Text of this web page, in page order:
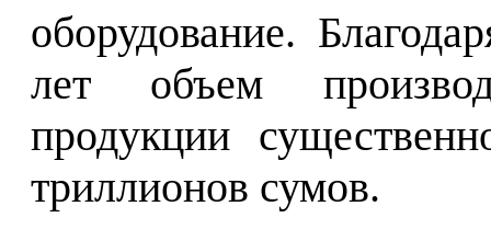
оборудование.
лет объем
продукции
триллионов сумов.